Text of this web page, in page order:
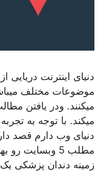
دنیای اینترنت
موضوعات مختلف
میکنند. ودر یافتن
میکند. با توجه به
دنیای وب دارم قصد
مطلب 5